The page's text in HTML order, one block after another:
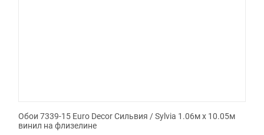
Обои 7339-15 Euro Decor Сильвия / Sylvia 1.06м x 10.05м
винил на флизелине